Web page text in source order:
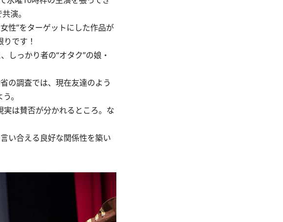
演。
性”をターゲットにした作品が
です！
っかり者の“オタク”の娘・
の調査では、現在友達のよう
。
は賛否が分かれるところ。な
い合える良好な関係性を築い